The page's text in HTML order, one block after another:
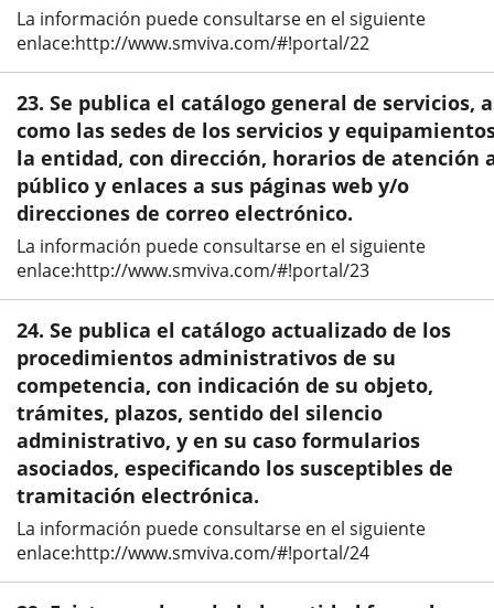
La información puede consultarse en el siguiente
enlace:http://www.smviva.com/#!portal/22
23. Se publica el catálogo general de servicios,
como las sedes de los servicios y
la entidad, con dirección, horarios de atención
público y enlaces a sus páginas web y/o
direcciones de correo electrónico.
La información puede consultarse en el siguiente
enlace:http://www.smviva.com/#!portal/23
24. Se publica el catálogo actualizado de los
procedimientos administrativos de su
competencia, con indicación de su objeto,
trámites, plazos, sentido del silencio
administrativo, y en su caso formularios
asociados, especificando los susceptibles de
tramitación electrónica.
La información puede consultarse en el siguiente
enlace:http://www.smviva.com/#!portal/24